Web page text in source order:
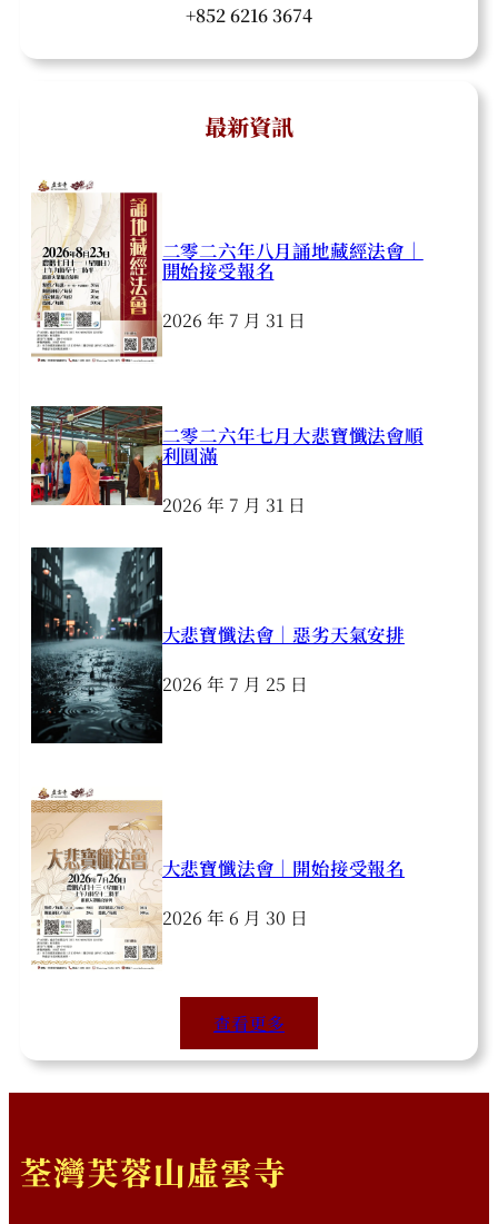
+852 6216 3674
最新資訊
二零二六年八月誦地藏經法會｜
開始接受報名
2026 年 7 月 31 日
二零二六年七月大悲寶懺法會順
利圓滿
2026 年 7 月 31 日
大悲寶懺法會｜惡劣天氣安排
2026 年 7 月 25 日
大悲寶懺法會｜開始接受報名
2026 年 6 月 30 日
查看更多
荃灣芙蓉山虛雲寺